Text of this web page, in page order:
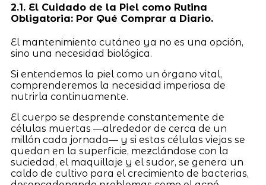
2.1. El Cuidado de la Piel como Rutina
Obligatoria: Por Qué Comprar a Diario.
El mantenimiento cutáneo ya no es una opción,
sino una necesidad biológica.
Si entendemos la piel como un órgano vital,
comprenderemos la necesidad imperiosa de
nutrirla continuamente.
El cuerpo se desprende constantemente de
células muertas —alrededor de cerca de un
millón cada jornada— y si estas células viejas se
quedan en la superficie, mezclándose con la
suciedad, el maquillaje y el sudor, se genera un
caldo de cultivo para el crecimiento de bacterias,